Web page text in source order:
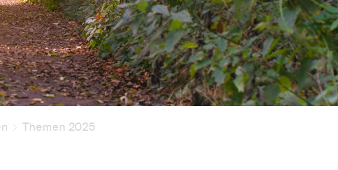
Themen 2025